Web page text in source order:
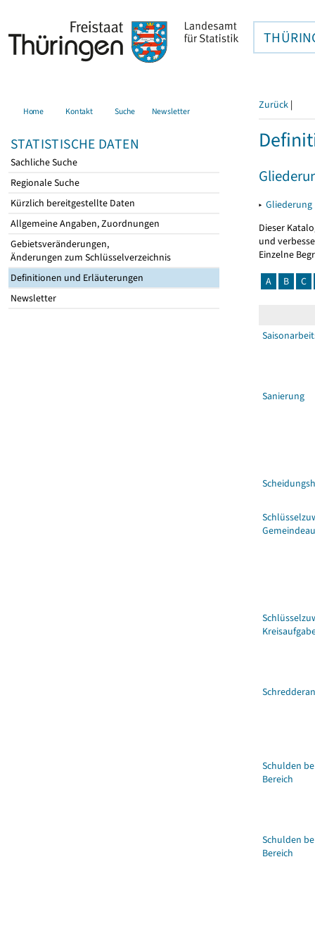
Home Kontakt Suche Newsletter
STATISTISCHE DATEN
Sachliche Suche
Regionale Suche
Kürzlich bereitgestellte Daten
Allgemeine Angaben, Zuordnungen
Gebietsveränderungen,
Änderungen zum Schlüsselverzeichnis
Definitionen und Erläuterungen
Newsletter
Zurück |
▸ Gliederung
Dieser
und
Einzelne
A
B C
Sanierung
Schulden
Bereich
Schulden
Bereich